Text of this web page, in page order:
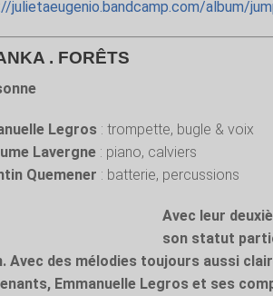
julietaeugenio.bandcamp.com/album/
. FORÊTS
Legros : trompette, bugle & voix
Lavergne : piano, calviers
Quemener : batterie, percussions
Avec leur
son statut
Avec des mélodies toujours aussi
Emmanuelle Legros et ses